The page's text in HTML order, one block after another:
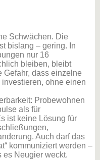
Schwächen. Die
bislang – gering. In
nur 16
bleiben, bleibt
Gefahr, dass einzelne
ohne einen
Probewohnen
als für
ist keine Lösung für
Auch darf das
kommuniziert werden –
es Neugier weckt.